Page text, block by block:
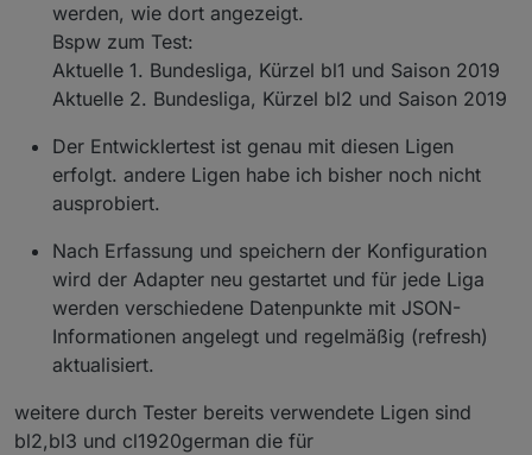
werden, wie dort angezeigt.
Bspw zum Test:
Aktuelle 1. Bundesliga, Kürzel bl1 und Saison 2019
Aktuelle 2. Bundesliga, Kürzel bl2 und Saison 2019
Der Entwicklertest ist genau mit diesen Ligen
erfolgt. andere Ligen habe ich bisher noch nicht
ausprobiert.
Nach Erfassung und speichern der Konfiguration
wird der Adapter neu gestartet und für jede Liga
werden verschiedene Datenpunkte mit JSON-
Informationen angelegt und regelmäßig (refresh)
aktualisiert.
weitere durch Tester bereits verwendete Ligen sind
bl2,bl3 und cl1920german die für